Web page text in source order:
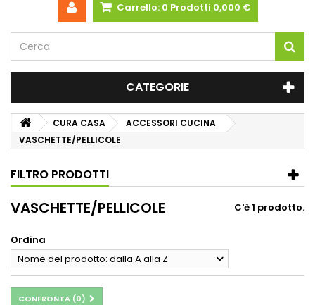
Carrello: 0 Prodotti 0,000 €
CATEGORIE
CURA CASA
ACCESSORI CUCINA
VASCHETTE/PELLICOLE
FILTRO PRODOTTI
VASCHETTE/PELLICOLE C'è 1 prodotto.
Ordina
Nome del prodotto: dalla A alla Z
CONFRONTA (0)